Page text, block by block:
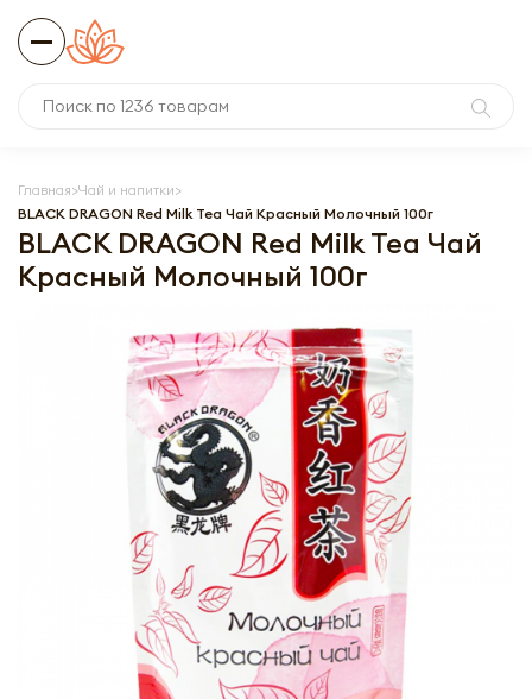
Главная Чай и напитки
BLACK DRAGON Red Milk Tea Чай Красный Молочный 100г
BLACK DRAGON Red Milk Tea Чай
Красный Молочный 100г